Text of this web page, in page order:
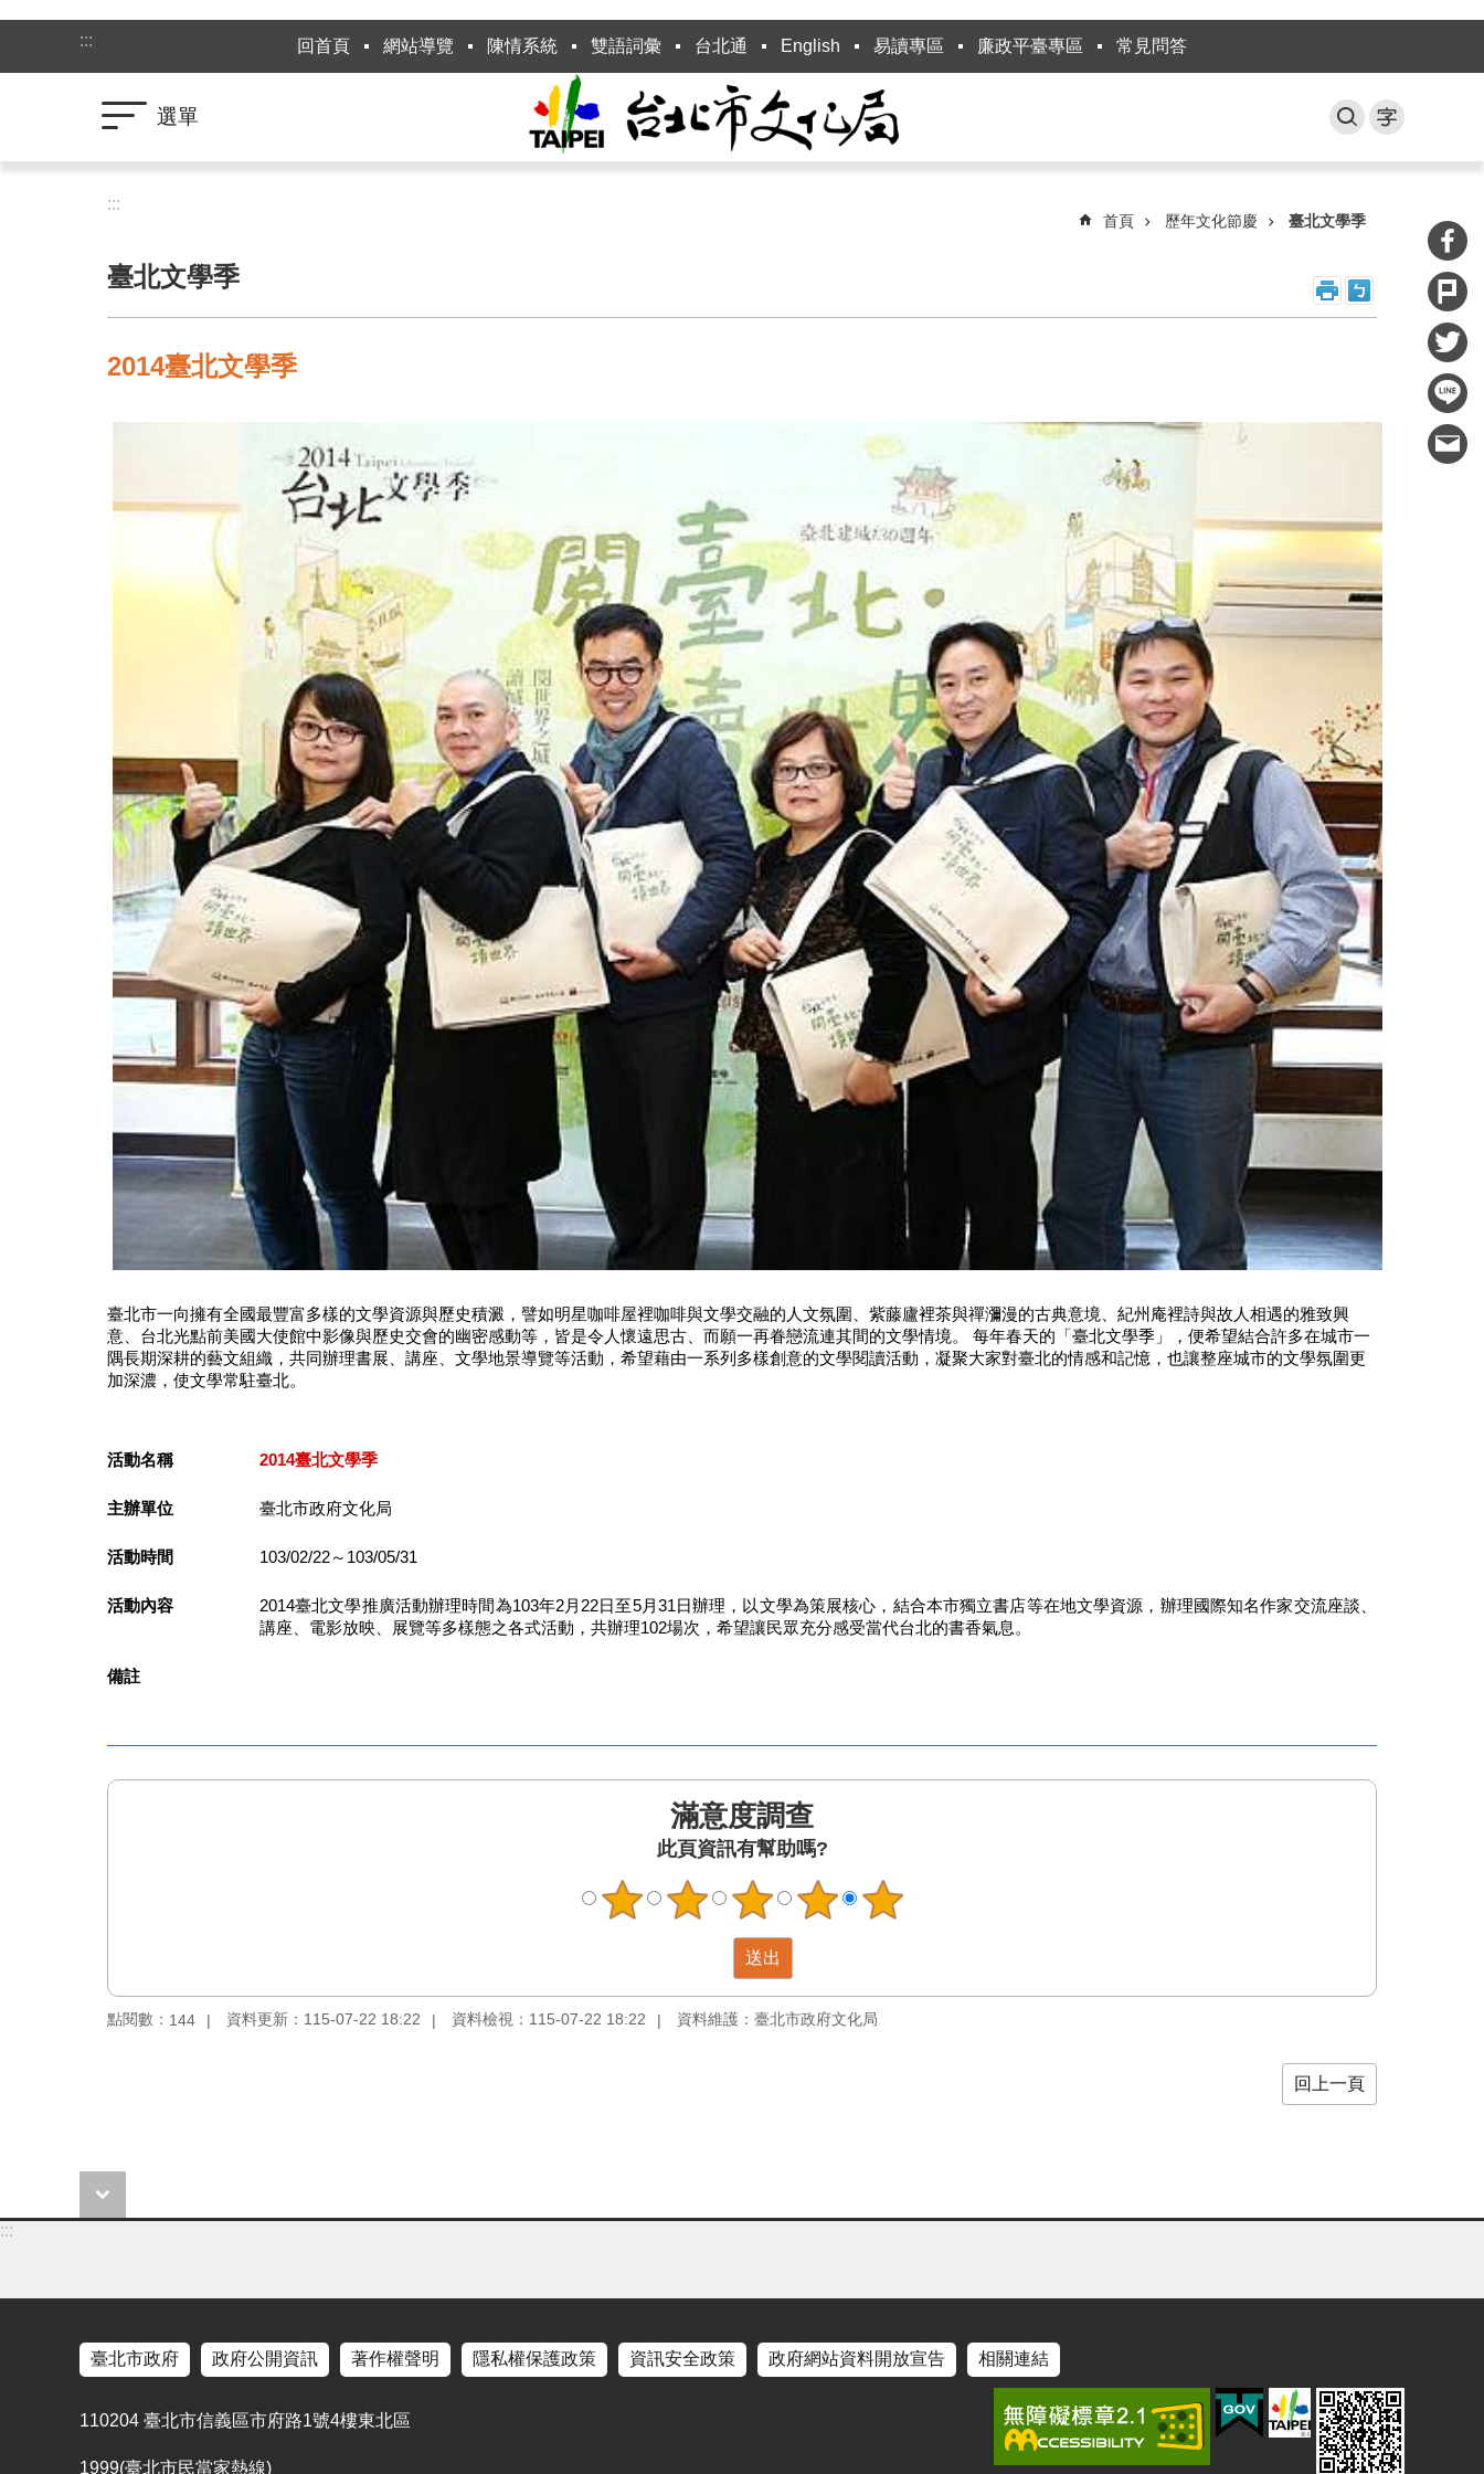
跳到主要內容區塊
:::
回首頁 網站導覽 陳情系統 雙語詞彙 台北通 English 易讀專區 廉政平臺專區 常見問答
選單
:::
首頁 歷年文化節慶 臺北文學季
臺北文學季
2014臺北文學季
臺北市一向擁有全國最豐富多樣的文學資源與歷史積澱，譬如明星咖啡屋裡咖啡與文學交融的人文氛圍、紫藤廬裡茶與禪瀰漫的古典意境、紀州庵裡詩與故人相遇的雅致興
意、台北光點前美國大使館中影像與歷史交會的幽密感動等，皆是令人懷遠思古、而願一再眷戀流連其間的文學情境。 每年春天的「臺北文學季」，便希望結合許多在城市一
隅長期深耕的藝文組織，共同辦理書展、講座、文學地景導覽等活動，希望藉由一系列多樣創意的文學閱讀活動，凝聚大家對臺北的情感和記憶，也讓整座城市的文學氛圍更
加深濃，使文學常駐臺北。
活動名稱 2014臺北文學季
主辦單位 臺北市政府文化局
活動時間 103/02/22～103/05/31
活動內容
2014臺北文學推廣活動辦理時間為103年2月22日至5月31日辦理，以文學為策展核心，結合本市獨立書店等在地文學資源，辦理國際知名作家交流座談、
講座、電影放映、展覽等多樣態之各式活動，共辦理102場次，希望讓民眾充分感受當代台北的書香氣息。
備註
滿意度調查
此頁資訊有幫助嗎?
點閱數： 144 資料更新：115-07-22 18:22 資料檢視：115-07-22 18:22 資料維護：臺北市政府文化局
回上一頁
:::
臺北市政府 政府公開資訊 著作權聲明 隱私權保護政策 資訊安全政策 政府網站資料開放宣告 相關連結
110204 臺北市信義區市府路1號4樓東北區
1999(臺北市民當家熱線)